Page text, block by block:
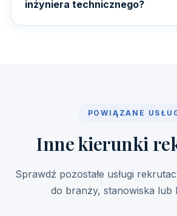
inżyniera technicznego?
POWIĄZANE
Inne kierunki
Sprawdź pozostałe usługi
do branży, stanowiska lub